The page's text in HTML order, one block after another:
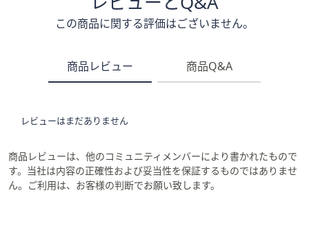
この商品に関する評価はございません。
商品レビュー 商品Q&A
レビューはまだありません
商品レビューは、他のコミュニティメンバーにより書かれたもので
す。当社は内容の正確性および妥当性を保証するものではありませ
ん。ご利用は、お客様の判断でお願い致します。